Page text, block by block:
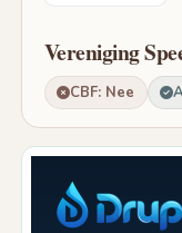
Vereniging
CBF: Nee